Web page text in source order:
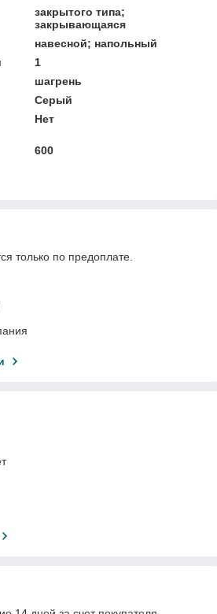
закрытого типа;
закрывающаяся
навесной; напольный
1
шагрень
Серый
Нет
600
только по предоплате.